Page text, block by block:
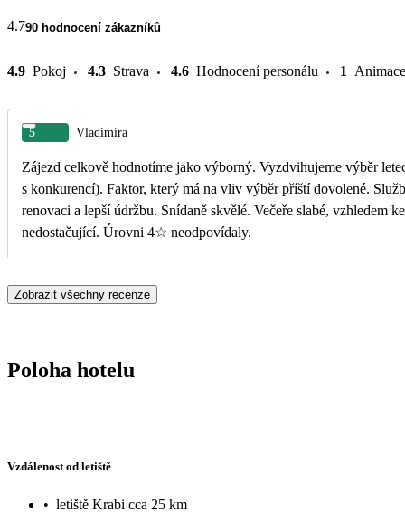
4.790 hodnocení zákazníků
4.9 Pokoj 4.3 Strava 4.6 Hodnocení personálu 1 Animace
5 Vladimíra
Zájezd celkově hodnotíme jako výborný. Vyzdvihujeme výběr
s konkurencí). Faktor, který má na vliv výběr příští dovolené.
renovaci a lepší údržbu. Snídaně skvělé. Večeře slabé, vzhledem
nedostačující. Úrovni 4☆ neodpovídaly.
Zobrazit všechny recenze
Poloha hotelu
Vzdálenost od letiště
• letiště Krabi cca 25 km